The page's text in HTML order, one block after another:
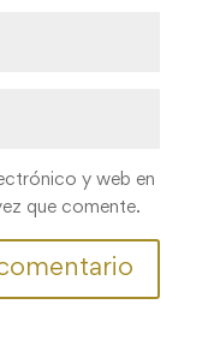
y web en
que comente.